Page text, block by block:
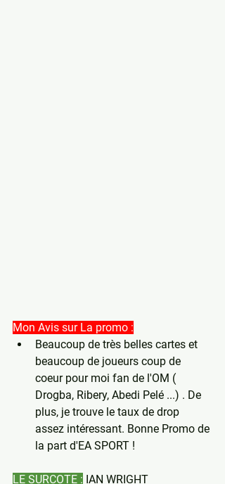
Mon Avis sur La promo :
Beaucoup de très belles cartes et
beaucoup de joueurs coup de
coeur pour moi fan de l'OM (
Drogba, Ribery, Abedi Pelé ...) . De
plus, je trouve le taux de drop
assez intéressant. Bonne Promo de
la part d'EA SPORT !
LE SURCOTE : IAN WRIGHT